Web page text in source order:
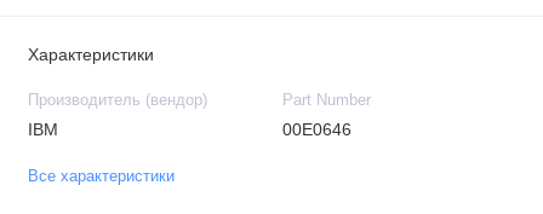
Характеристики
Производитель (вендор)
IBM
Part Number
00E0646
Все характеристики